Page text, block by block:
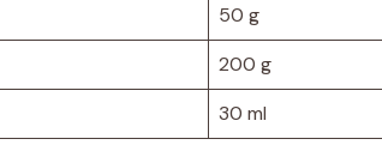
50 g
200 g
30 ml